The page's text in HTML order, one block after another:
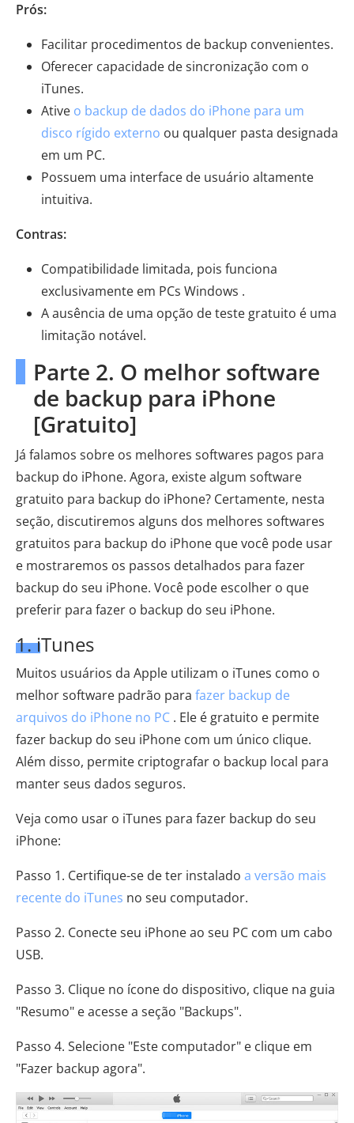
Prós:
Facilitar procedimentos de backup convenientes.
Oferecer capacidade de sincronização com o
iTunes.
Ative o backup de dados do iPhone para um
disco rígido externo ou qualquer pasta designada
em um PC.
Possuem uma interface de usuário altamente
intuitiva.
Contras:
Compatibilidade limitada, pois funciona
exclusivamente em PCs Windows .
A ausência de uma opção de teste gratuito é uma
limitação notável.
Parte 2. O melhor software
de backup para iPhone
[Gratuito]
Já falamos sobre os melhores softwares pagos para
backup do iPhone. Agora, existe algum software
gratuito para backup do iPhone? Certamente, nesta
seção, discutiremos alguns dos melhores softwares
gratuitos para backup do iPhone que você pode usar
e mostraremos os passos detalhados para fazer
backup do seu iPhone. Você pode escolher o que
preferir para fazer o backup do seu iPhone.
1. iTunes
Muitos usuários da Apple utilizam o iTunes como o
melhor software padrão para fazer backup de
arquivos do iPhone no PC . Ele é gratuito e permite
fazer backup do seu iPhone com um único clique.
Além disso, permite criptografar o backup local para
manter seus dados seguros.
Veja como usar o iTunes para fazer backup do seu
iPhone:
Passo 1. Certifique-se de ter instalado a versão mais
recente do iTunes no seu computador.
Passo 2. Conecte seu iPhone ao seu PC com um cabo
USB.
Passo 3. Clique no ícone do dispositivo, clique na guia
"Resumo" e acesse a seção "Backups".
Passo 4. Selecione "Este computador" e clique em
"Fazer backup agora".